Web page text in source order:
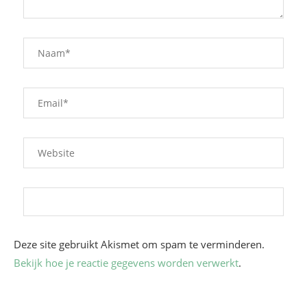
Deze site gebruikt Akismet om spam te verminderen.
Bekijk hoe je reactie gegevens worden verwerkt.